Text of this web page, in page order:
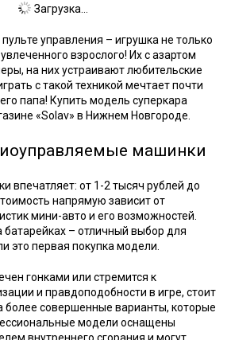
Загрузка...
управления – игрушка не только
взрослого! Их с азартом
на них устраивают любительские
с такой техникой мечтает почти
папа! Купить модель суперкара
«Solav» в Нижнем Новгороде.
машинки
впечатляет: от 1-2 тысяч рублей до
напрямую зависит от
мини-авто и его возможностей.
батарейках – отличный выбор для
это первая покупка модели.
гонками или стремится к
и правдоподобности в игре, стоит
более совершенные варианты, которые
модели оснащены
внутреннего сгорания и могут